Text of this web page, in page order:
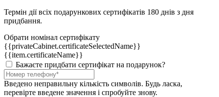
Термін дії всіх подарункових сертифікатів 180 днів з дня
придбання.
Обрати номінал сертифікату
{{privateCabinet.certificateSelectedName}}
{{item.certificateName}}
Бажаєте придбати сертифікат на подарунок?
Введено неправильну кількість символів. Будь ласка,
перевірте введене значення і спробуйте знову.